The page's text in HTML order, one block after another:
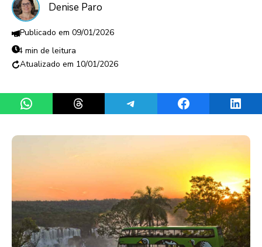
Denise Paro
09/01/2026
4 min de leitura
10/01/2026
Share on WhatsAppShare on ThreadsShare on TelegramShare on Facebook